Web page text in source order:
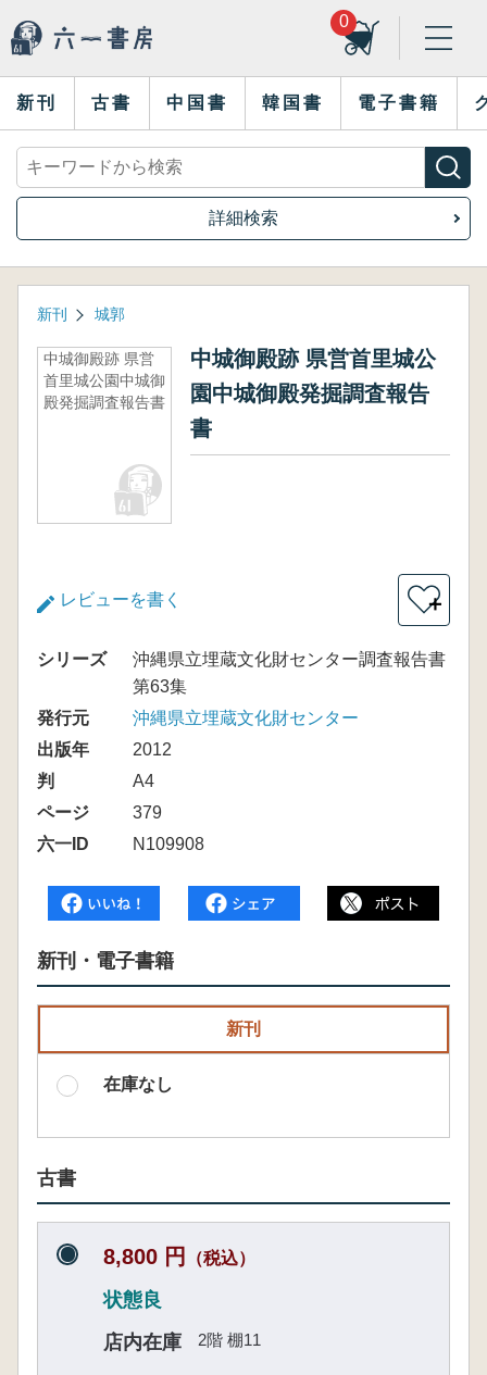
0
新刊 古書 中国書 韓国書 電子書籍
詳細検索
新刊 城郭
中城御殿跡 県営
首里城公園中城御
殿発掘調査報告書
中城御殿跡 県営首里城公
園中城御殿発掘調査報告
書
レビューを書く ＋
シリーズ
沖縄県立埋蔵文化財センター調査報告書
第63集
発行元
沖縄県立埋蔵文化財センター
出版年
2012
判
A4
ページ
379
六一ID
N109908
新刊・電子書籍
新刊
在庫なし
古書
8,800 円 （税込）
状態良
店内在庫
2階 棚11